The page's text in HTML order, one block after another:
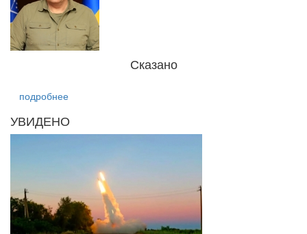
Сказано
подробнее
УВИДЕНО